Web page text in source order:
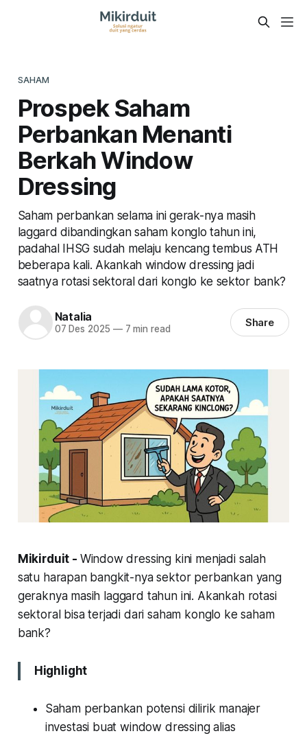
SAHAM
Prospek Saham
Perbankan Menanti
Berkah Window
Dressing
Saham perbankan selama ini gerak-nya masih
laggard dibandingkan saham konglo tahun ini,
padahal IHSG sudah melaju kencang tembus ATH
beberapa kali. Akankah window dressing jadi
saatnya rotasi sektoral dari konglo ke sektor bank?
Natalia
07 Des 2025 —7 min read Share
Mikirduit - Window dressing kini menjadi salah
satu harapan bangkit-nya sektor perbankan yang
geraknya masih laggard tahun ini. Akankah rotasi
sektoral bisa terjadi dari saham konglo ke saham
bank?
Highlight
Saham perbankan potensi dilirik manajer
investasi buatwindow dressingalias